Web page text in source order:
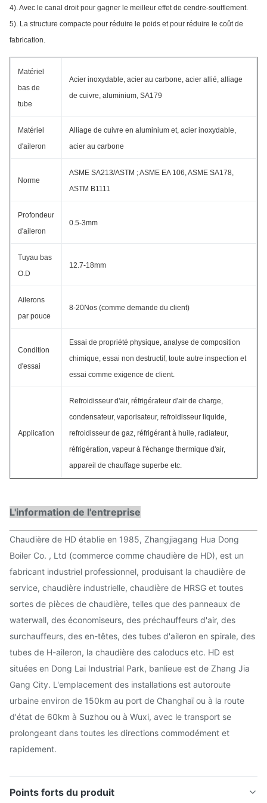
4). Avec le canal droit pour gagner le meilleur effet de cendre-soufflement.
5). La structure compacte pour réduire le poids et pour réduire le coût de
fabrication.
Matériel
bas de
tube
Acier inoxydable, acier au carbone, acier allié, alliage
de cuivre, aluminium, SA179
Matériel
d'aileron
Alliage de cuivre en aluminium et, acier inoxydable,
acier au carbone
Norme
ASME SA213/ASTM ; ASME EA 106, ASME SA178,
ASTM B1111
Profondeur
d'aileron
0.5-3mm
Tuyau bas
O.D
12.7-18mm
Ailerons
par pouce
8-20Nos (comme demande du client)
Condition
d'essai
Essai de propriété physique, analyse de composition
chimique, essai non destructif, toute autre inspection et
essai comme exigence de client.
Application
Refroidisseur d'air, réfrigérateur d'air de charge,
condensateur, vaporisateur, refroidisseur liquide,
refroidisseur de gaz, réfrigérant à huile, radiateur,
réfrigération, vapeur à l'échange thermique d'air,
appareil de chauffage superbe etc.
L'information de l'entreprise
Chaudière de HD établie en 1985, Zhangjiagang Hua Dong
Boiler Co. , Ltd (commerce comme chaudière de HD), est un
fabricant industriel professionnel, produisant la chaudière de
service, chaudière industrielle, chaudière de HRSG et toutes
sortes de pièces de chaudière, telles que des panneaux de
waterwall, des économiseurs, des préchauffeurs d'air, des
surchauffeurs, des en-têtes, des tubes d'aileron en spirale, des
tubes de H-aileron, la chaudière des caloducs etc. HD est
situées en Dong Lai Industrial Park, banlieue est de Zhang Jia
Gang City. L'emplacement des installations est autoroute
urbaine environ de 150km au port de Changhaï ou à la route
d'état de 60km à Suzhou ou à Wuxi, avec le transport se
prolongeant dans toutes les directions commodément et
rapidement.
Points forts du produit